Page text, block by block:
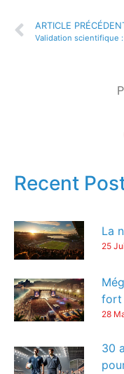
ARTICLE
Recent
La
25
fort
28
30